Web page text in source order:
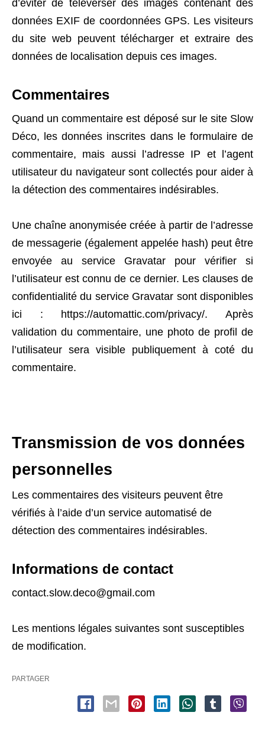
d’éviter de téléverser des images contenant des
données EXIF de coordonnées GPS. Les visiteurs
du site web peuvent télécharger et extraire des
données de localisation depuis ces images.
Commentaires
Quand un commentaire est déposé sur le site Slow
Déco, les données inscrites dans le formulaire de
commentaire, mais aussi l’adresse IP et l’agent
utilisateur du navigateur sont collectés pour aider à
la détection des commentaires indésirables.
Une chaîne anonymisée créée à partir de l’adresse
de messagerie (également appelée hash) peut être
envoyée au service Gravatar pour vérifier si
l’utilisateur est connu de ce dernier. Les clauses de
confidentialité du service Gravatar sont disponibles
ici : https://automattic.com/privacy/. Après
validation du commentaire, une photo de profil de
l’utilisateur sera visible publiquement à coté du
commentaire.
Transmission de vos données
personnelles
Les commentaires des visiteurs peuvent être
vérifiés à l’aide d’un service automatisé de
détection des commentaires indésirables.
Informations de contact
contact.slow.deco@gmail.com
Les mentions légales suivantes sont susceptibles
de modification.
PARTAGER